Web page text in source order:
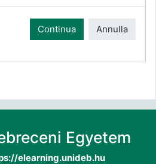
Continua Annulla
Egyetem
elearning.unideb.hu